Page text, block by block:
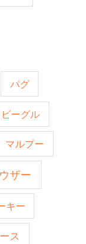
パグ
ビーグル
マルプー
ザー
キー
ス